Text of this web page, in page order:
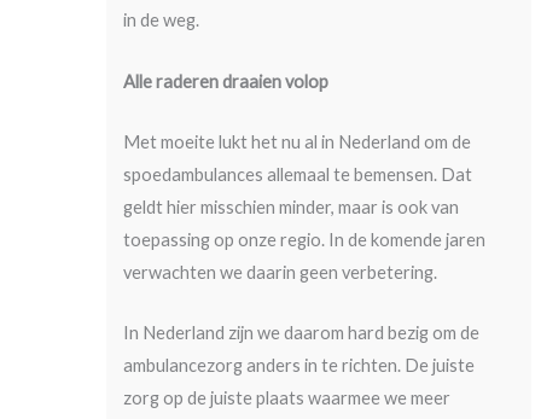
in de weg.
Alle raderen draaien volop
Met moeite lukt het nu al in Nederland om de
spoedambulances allemaal te bemensen. Dat
geldt hier misschien minder, maar is ook van
toepassing op onze regio. In de komende jaren
verwachten we daarin geen verbetering.
In Nederland zijn we daarom hard bezig om de
ambulancezorg anders in te richten. De juiste
zorg op de juiste plaats waarmee we meer